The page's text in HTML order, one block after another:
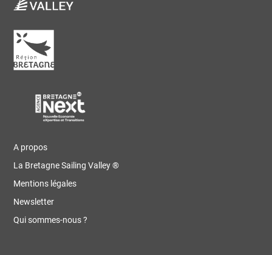
A propos
La Bretagne Sailing Valley ®
Mentions légales
Newsletter
Qui sommes-nous ?